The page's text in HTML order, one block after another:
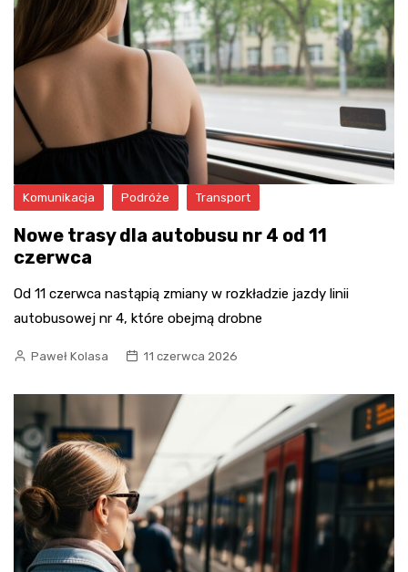
Komunikacja Podróże Transport
Nowe trasy dla autobusu nr 4 od 11
czerwca
Od 11 czerwca nastąpią zmiany w rozkładzie jazdy linii
autobusowej nr 4, które obejmą drobne
Paweł Kolasa 11 czerwca 2026